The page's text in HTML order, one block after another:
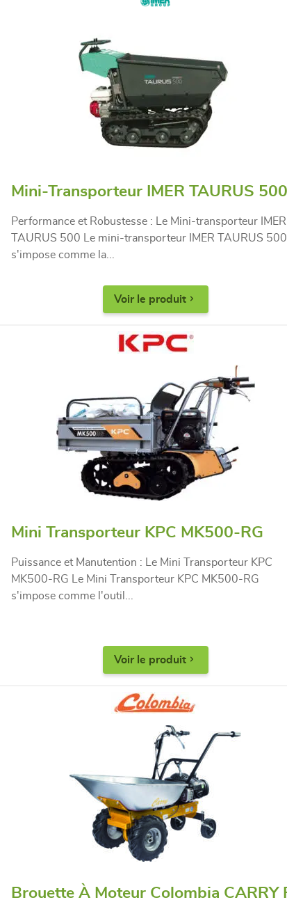
Mini-Transporteur IMER TAURUS 500
Performance et Robustesse : Le Mini-transporteur IMER
TAURUS 500 Le mini-transporteur IMER TAURUS 500
s'impose comme la...
Voir le produit
Mini Transporteur KPC MK500-RG
Puissance et Manutention : Le Mini Transporteur KPC
MK500-RG Le Mini Transporteur KPC MK500-RG
s'impose comme l'outil...
Voir le produit
Brouette À Moteur Colombia CARRY